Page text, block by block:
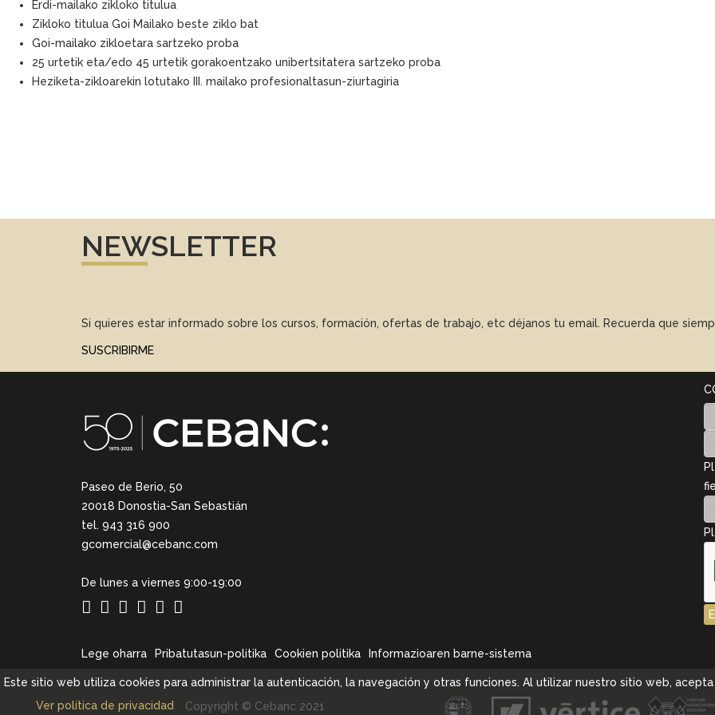
Erdi-mailako zikloko titulua
Zikloko titulua Goi Mailako beste ziklo bat
Goi-mailako zikloetara sartzeko proba
25 urtetik eta/edo 45 urtetik gorakoentzako unibertsitatera sartzeko proba
Heziketa-zikloarekin lotutako III. mailako profesionaltasun-ziurtagiria
NEWSLETTER
Si quieres estar informado sobre los cursos, formación, ofertas de trabajo, etc déjanos tu email. Recuerda que
SUSCRIBIRME
Paseo de Berio, 50
20018 Donostia-San Sebastián
tel. 943 316 900
gcomercial@cebanc.com
De lunes a viernes 9:00-19:00
Lege oharra Pribatutasun-politika Cookien politika Informazioaren barne-sistema
Copyright © Cebanc 2021
Este sitio web utiliza cookies para administrar la autenticación, la navegación y otras funciones. Al utilizar nuestro sitio web,
Ver política de privacidad